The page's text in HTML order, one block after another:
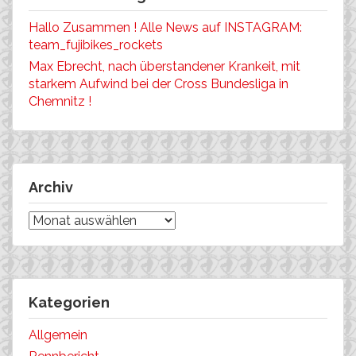
Hallo Zusammen ! Alle News auf INSTAGRAM:
team_fujibikes_rockets
Max Ebrecht, nach überstandener Krankeit, mit
starkem Aufwind bei der Cross Bundesliga in
Chemnitz !
Archiv
Archiv
Kategorien
Allgemein